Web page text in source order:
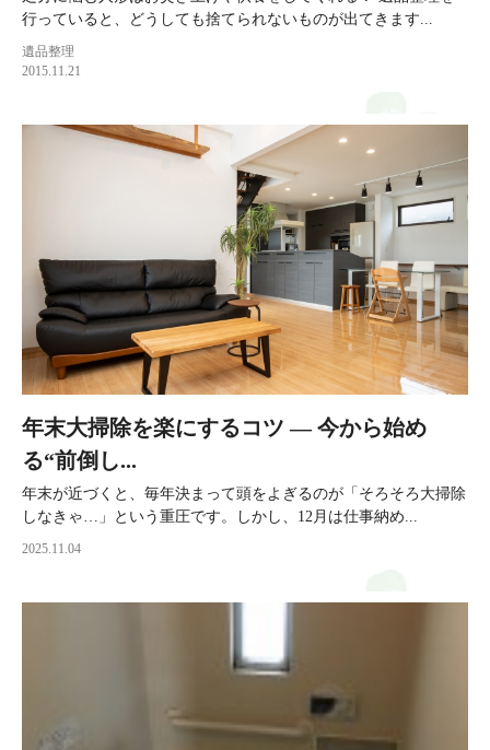
行っていると、どうしても捨てられないものが出てきます...
遺品整理
2015.11.21
年末大掃除を楽にするコツ ― 今から始め
る“前倒し...
年末が近づくと、毎年決まって頭をよぎるのが「そろそろ大掃除
しなきゃ…」という重圧です。しかし、12月は仕事納め...
2025.11.04